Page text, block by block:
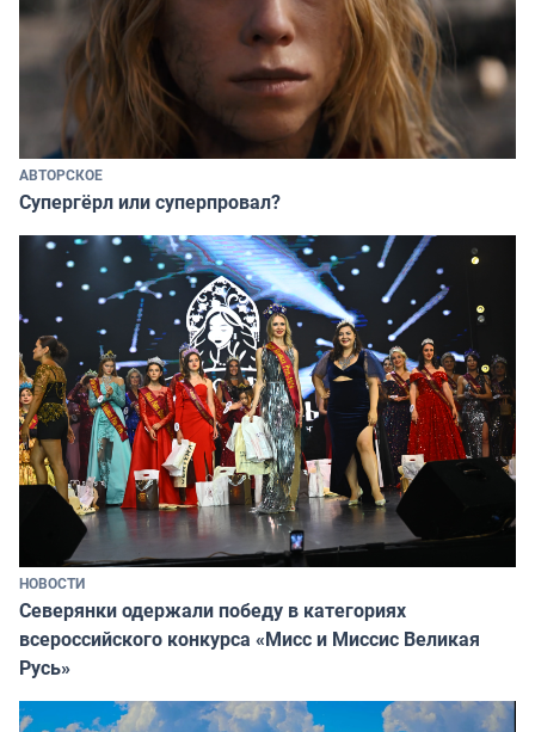
АВТОРСКОЕ
Супергёрл или суперпровал?
НОВОСТИ
Северянки одержали победу в категориях
всероссийского конкурса «Мисс и Миссис Великая
Русь»